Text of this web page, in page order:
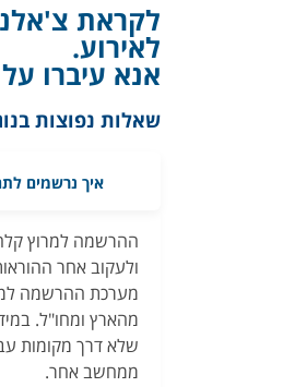
לקראת
לאירוע.
אנא עיברו
שאלות נפוצות
איך נרשמים
ההרשמה למרוץ
ולעקוב אחר
מערכת ההרשמה
מהארץ ומחו"ל.
שלא דרך מקומות
ממחשב אחר.